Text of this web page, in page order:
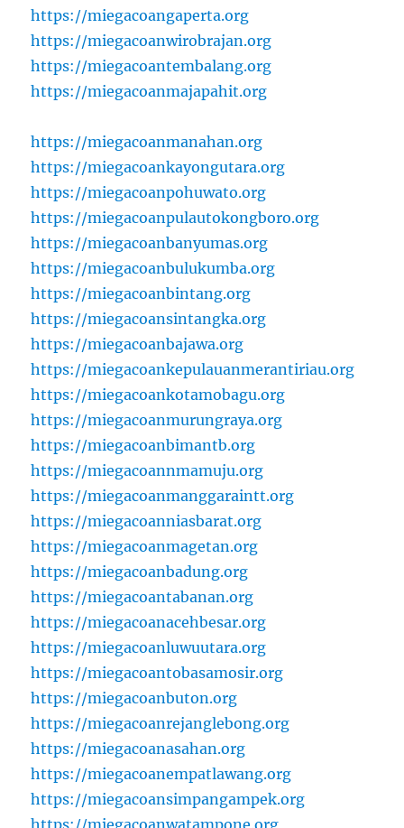
https://miegacoangaperta.org
https://miegacoanwirobrajan.org
https://miegacoantembalang.org
https://miegacoanmajapahit.org
https://miegacoanmanahan.org
https://miegacoankayongutara.org
https://miegacoanpohuwato.org
https://miegacoanpulautokongboro.org
https://miegacoanbanyumas.org
https://miegacoanbulukumba.org
https://miegacoanbintang.org
https://miegacoansintangka.org
https://miegacoanbajawa.org
https://miegacoankepulauanmerantiriau.org
https://miegacoankotamobagu.org
https://miegacoanmurungraya.org
https://miegacoanbimantb.org
https://miegacoannmamuju.org
https://miegacoanmanggaraintt.org
https://miegacoanniasbarat.org
https://miegacoanmagetan.org
https://miegacoanbadung.org
https://miegacoantabanan.org
https://miegacoanacehbesar.org
https://miegacoanluwuutara.org
https://miegacoantobasamosir.org
https://miegacoanbuton.org
https://miegacoanrejanglebong.org
https://miegacoanasahan.org
https://miegacoanempatlawang.org
https://miegacoansimpangampek.org
https://miegacoanwatampone.org